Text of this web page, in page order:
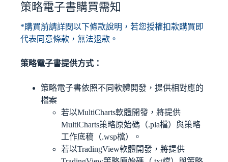
策略電子書購買需知
*購買前請詳閱以下條款說明，若您授權扣款購買即
代表同意條款，無法退款。
策略電子書提供方式：
策略電子書依照不同軟體開發，提供相對應的
檔案
若以MultiCharts軟體開發，將提供
MultiCharts策略原始碼（.pla檔）與策略
工作底稿（.wsp檔）。
若以TradingView軟體開發，將提供